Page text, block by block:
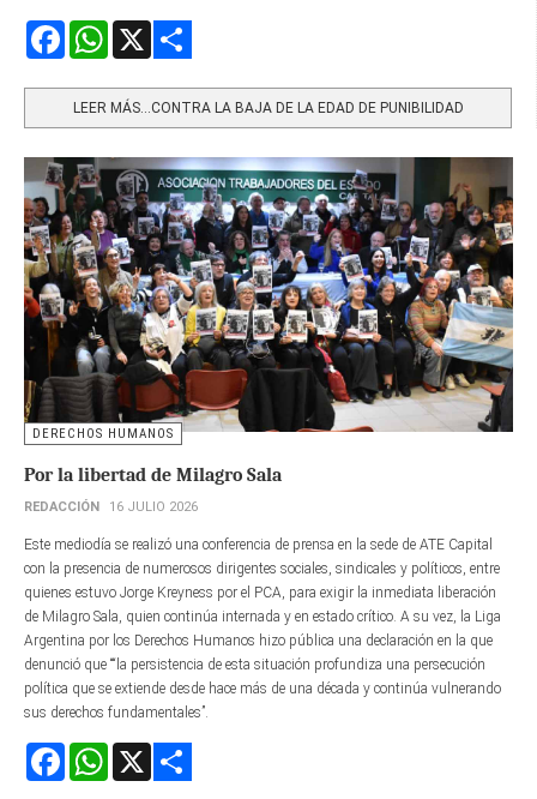
FacebookWhatsApp
LEER MÁS…CONTRA LA BAJA DE LA EDAD DE PUNIBILIDAD
DERECHOS HUMANOS
Por la libertad de Milagro Sala
REDACCIÓN 16 JULIO 2026
Este mediodía se realizó una conferencia de prensa en la sede de ATE Capital
con la presencia de numerosos dirigentes sociales, sindicales y políticos, entre
quienes estuvo Jorge Kreyness por el PCA, para exigir la inmediata liberación
de Milagro Sala, quien continúa internada y en estado crítico. A su vez, la Liga
Argentina por los Derechos Humanos hizo pública una declaración en la que
denunció que ““la persistencia de esta situación profundiza una persecución
política que se extiende desde hace más de una década y continúa vulnerando
sus derechos fundamentales”.
FacebookWhatsApp